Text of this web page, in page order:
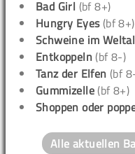
Bad Girl (bf 8+)
Hungry Eyes(bf 8+)
Schweine im
Entkoppeln (bf 8-)
Tanz der Elfen (bf
Gummizelle (bf 8+)
Shoppen oder
Alle aktuellen